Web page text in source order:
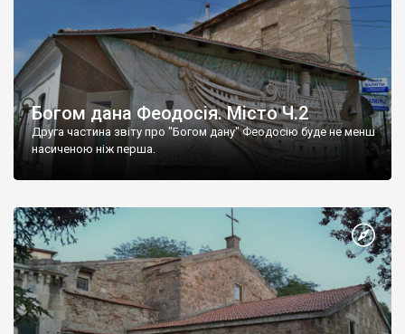
Богом дана Феодосія. Місто Ч.2
Друга частина звіту про "Богом дану" Феодосію буде не менш
насиченою ніж перша.